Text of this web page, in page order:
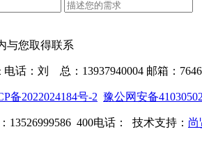
与您取得联系
电话：刘 总：13937940004 邮箱：
备2022024184号-2 豫公网安备
400电话： 技术支持： 尚